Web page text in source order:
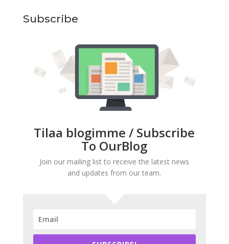
Subscribe
Tilaa blogimme / Subscribe
To OurBlog
Join our mailing list to receive the latest news
and updates from our team.